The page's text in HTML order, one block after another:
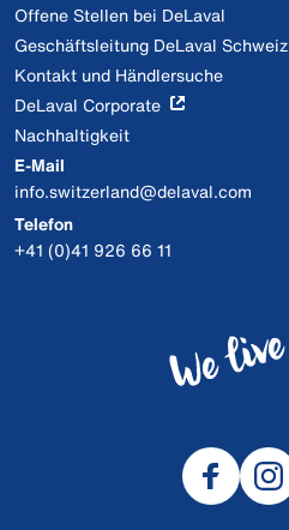
Offene Stellen bei DeLaval
Geschäftsleitung DeLaval Schweiz
Kontakt und Händlersuche
DeLaval Corporate
Nachhaltigkeit
E-Mail
info.switzerland@delaval.com
Telefon
+41 (0)41 926 66 11